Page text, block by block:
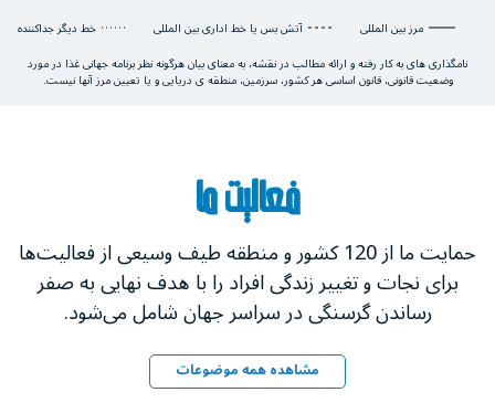
مرز بین المللی آتش بس یا خط اداری بین المللی
خط دیگر جداکننده
نامگذاری های به کار رفته و ارائه مطالب در نقشه، به معنای بیان هرگونه نظر برنامه جهانی غذا در مورد
وضعیت قانونی، قانون اساسی هر کشور، سرزمین، منطقه ی دریایی و یا تعیین مرز آنها نیست.
فعالیت ما
حمایت ما از 120 کشور و منطقه طیف وسیعی از فعالیت‌ها
برای نجات و تغییر زندگی‌ افراد را با هدف نهایی به صفر
رساندن گرسنگی در سراسر جهان شامل می‌شود.
مشاهده همه موضوعات